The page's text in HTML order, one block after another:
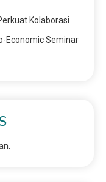
Kolaborasi
Economic Seminar